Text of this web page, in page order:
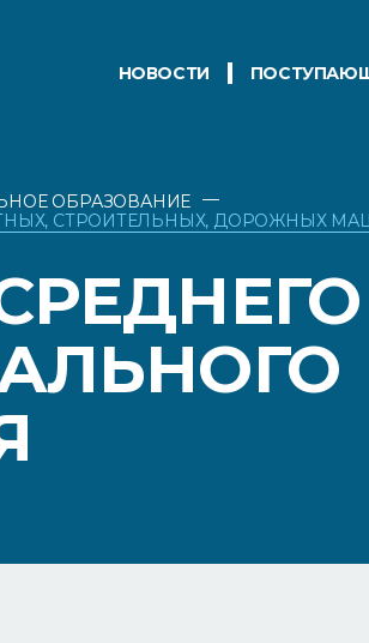
НОВОСТИ
ОБРАЗОВАНИЕ —
СТРОИТЕЛЬНЫХ, ДОРОЖНЫХ